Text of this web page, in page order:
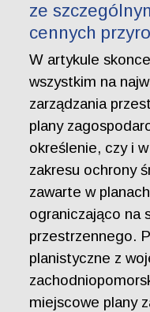
ze
cennych
W artykule
wszystkim na
zarządzania
plany
określenie, czy i
zakresu ochrony
zawarte w
ograniczająco na
przestrzennego.
planistyczne z
miejscowe plany